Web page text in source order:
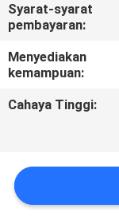
BERITA
KASUS-
KASUS
Syarat-syarat
pembayaran:
Menyediakan
kemampuan:
Cahaya Tinggi: